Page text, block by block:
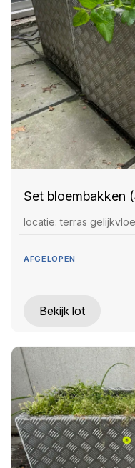
Set bloembakken
locatie: terras
AFGELOPEN
Bekijk lot